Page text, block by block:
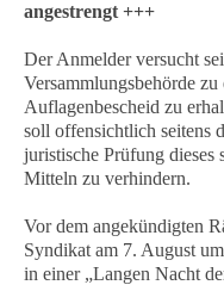
angestrengt +++
Der Anmelder versucht
Versammlungsbehörde
Auflagenbescheid zu
soll offensichtlich seitens
juristische Prüfung dieses
Mitteln zu verhindern.
Vor dem angekündigten
Syndikat am 7. August
in einer „Langen Nacht